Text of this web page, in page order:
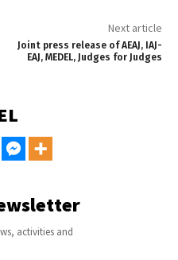
Next article
Joint press release of AEAJ, IAJ-
EAJ, MEDEL, Judges for Judges
activities and